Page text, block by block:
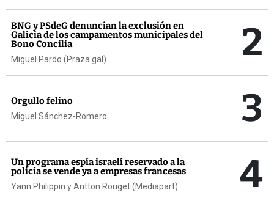
BNG y PSdeG denuncian la exclusión en
Galicia de los campamentos municipales del
Bono Concilia
Miguel Pardo (Praza.gal) 2
Orgullo felino
Miguel Sánchez-Romero 3
Un programa espía israelí reservado a la
policía se vende ya a empresas francesas
Yann Philippin y Antton Rouget (Mediapart) 4